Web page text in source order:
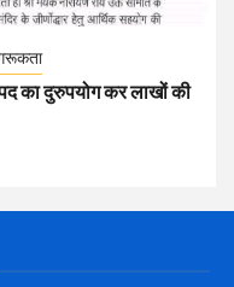
का दुरुपयोग कर लाखों की